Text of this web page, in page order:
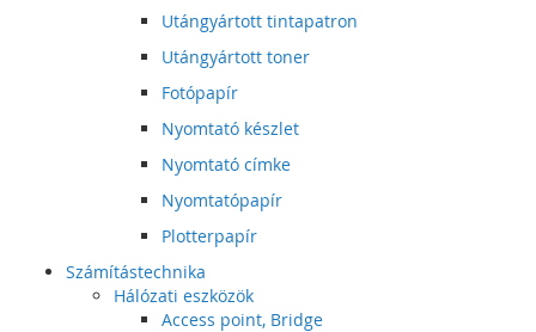
Utángyártott tintapatron
Utángyártott toner
Fotópapír
Nyomtató készlet
Nyomtató címke
Nyomtatópapír
Plotterpapír
Számítástechnika
Hálózati eszközök
Access point, Bridge